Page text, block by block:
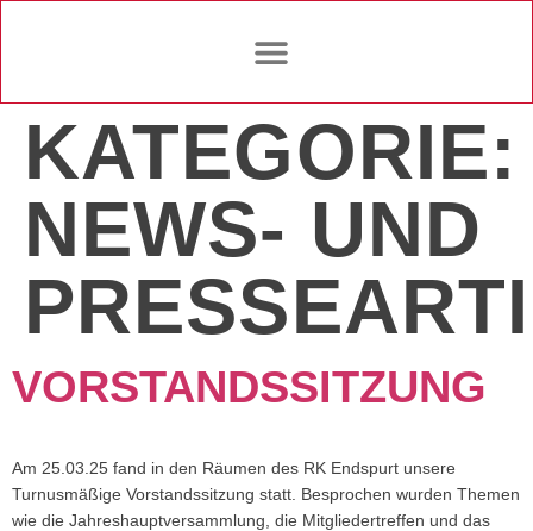
KATEGORIE:
NEWS- UND
VORSTANDSSITZUNG
Am 25.03.25 fand in den Räumen des RK Endspurt unsere
Turnusmäßige Vorstandssitzung statt. Besprochen wurden Themen
wie die Jahreshauptversammlung, die Mitgliedertreffen und das